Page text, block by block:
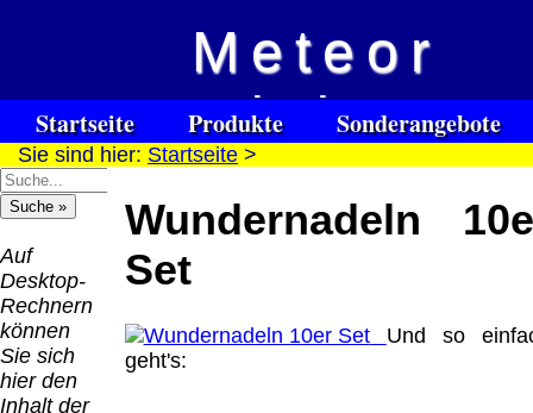
Meteor
Vision
Spezialuhrenspecial
watches
/ deafblind / sourdes et aveugles
Startseite Produkte
Sonderangebote
Kontakt
Impressum
Links
Hilfsmittel
Warenkorb
Sie sind hier: Startseite >
Auf
Desktop-
Rechnern
können
Sie sich
hier den
Inhalt der
Wundernadeln
Set
Und so
geht's:
QR
Versandkosten DHL
Standard bis 5kg
Deutschland
8.95 €
Deutschland
Vorkasse: 6.95
€
PayPal: 6.95 €
EU (inkl.
Schweiz)
Software
Download only
Deutschland
0.00 €
Deutschland
Schweiz)